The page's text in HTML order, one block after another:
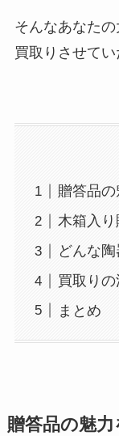
そんなあなた
買取りさせてい
贈答品
木箱入り
どんな
買取りの
まとめ
贈答品の魅